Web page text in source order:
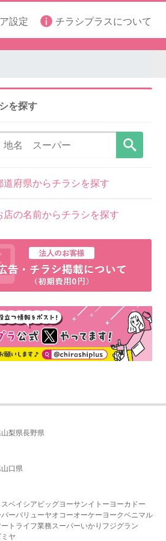
設定 チラシプラスについて
を探す
道府県からチラシを探す
店の名前からチラシを探す
山梨県長野県
山口県
スベイシア ビッグヨーサンイトーヨーカドー
パーバリューヤオコーオーケー ヨークベニマル
ト ライフ業務スーパーいかり フジグラン
ヤ